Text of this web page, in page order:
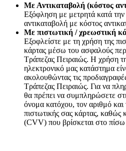
Με Αντικαταβολή (κόστος
Εξόφληση με μετρητά κατά
αντικαταβολή με κόστος
Με πιστωτική / χρεωστική
Εξοφλείστε με τη χρήση της
κάρτας μέσω του ασφαλούς
Τράπεζας Πειραιώς. Η χρήση
ηλεκτρονικό μας κατάστημα
ακολουθώντας τις
Τράπεζας Πειραιώς. Για να
θα πρέπει να συμπληρώσετε
όνομα κατόχου, τον αριθμό
πιστωτικής σας κάρτας, καθώς
(CVV) που βρίσκεται στο πίσω